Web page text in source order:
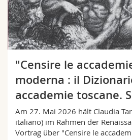
"Censire le
moderna : il
accademie toscane.
Am 27. Mai 2026 hält Claudia
italiano) im Rahmen der
Vortrag über "Censire le